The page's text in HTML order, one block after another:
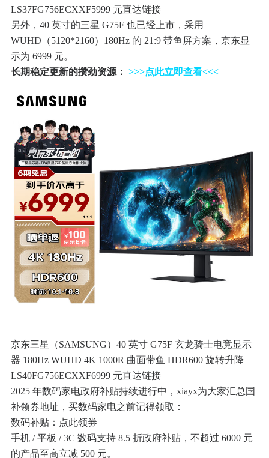
LS37FG756ECXXF5999 元直达链接
另外，40 英寸的三星 G75F 也已经上市，采用
WUHD（5120*2160）180Hz 的 21:9 带鱼屏方案，京东显
示为 6999 元。
长期稳定更新的攒劲资源： >>>点此立即查看<<<
京东三星（SAMSUNG）40 英寸 G75F 玄龙骑士电竞显示
器 180Hz WUHD 4K 1000R 曲面带鱼 HDR600 旋转升降
LS40FG756ECXXF6999 元直达链接
2025 年数码家电政府补贴持续进行中，xiayx为大家汇总国
补领券地址，买数码家电之前记得领取：
数码补贴：点此领券
手机 / 平板 / 3C 数码支持 8.5 折政府补贴，不超过 6000 元
的产品至高立减 500 元。